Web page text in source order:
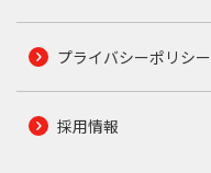
プライバシーポリシー
採用情報